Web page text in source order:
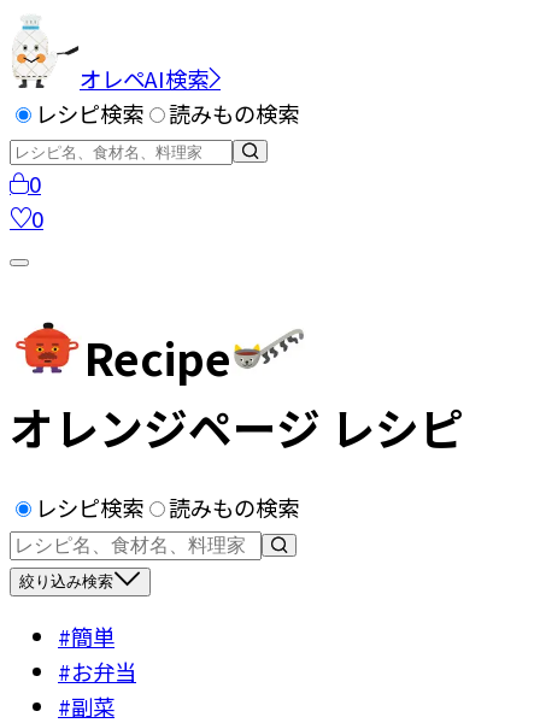
オレペAI検索
レシピ検索
読みもの検索
0
0
Recipe
オレンジページ レシピ
レシピ検索 読みもの検索
絞り込み検索
#簡単
#お弁当
#副菜